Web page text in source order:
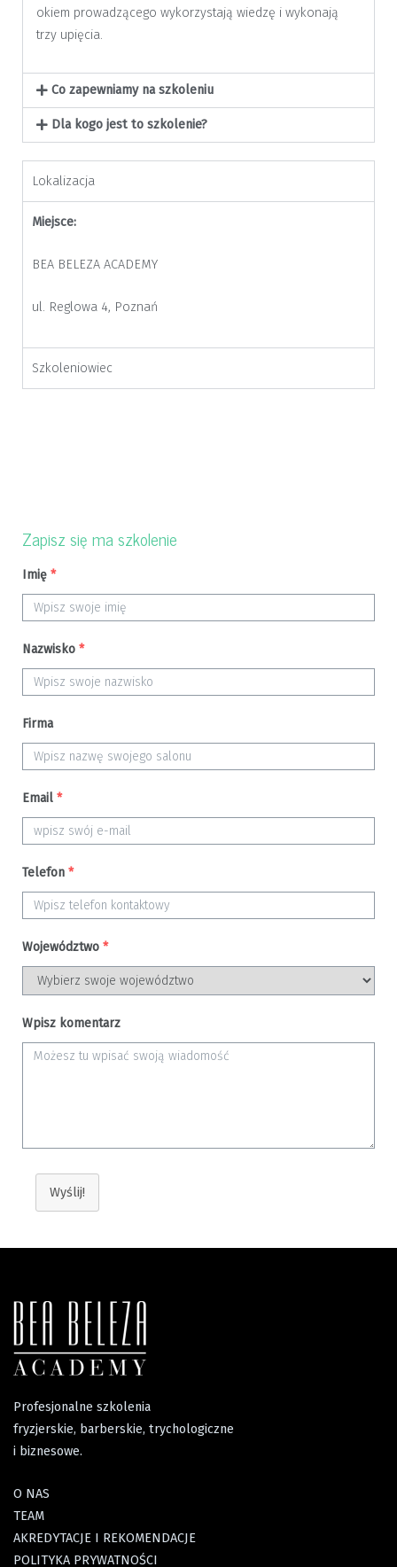
okiem prowadzącego wykorzystają wiedzę i wykonają
trzy upięcia.
Co zapewniamy na szkoleniu
Dla kogo jest to szkolenie?
Lokalizacja
Miejsce:
BEA BELEZA ACADEMY
ul. Reglowa 4, Poznań
Szkoleniowiec
Zapisz się ma szkolenie
Imię *
Nazwisko *
Firma
Email *
Telefon *
Województwo *
Wpisz komentarz
Wyślij!
Profesjonalne szkolenia
fryzjerskie, barberskie, trychologiczne
i biznesowe.
O NAS
TEAM
AKREDYTACJE I REKOMENDACJE
POLITYKA PRYWATNOŚCI